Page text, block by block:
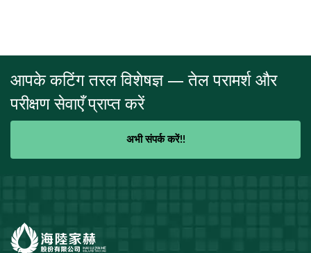
आपके कटिंग तरल विशेषज्ञ — तेल परामर्श और
परीक्षण सेवाएँ प्राप्त करें
अभी संपर्क करें!!